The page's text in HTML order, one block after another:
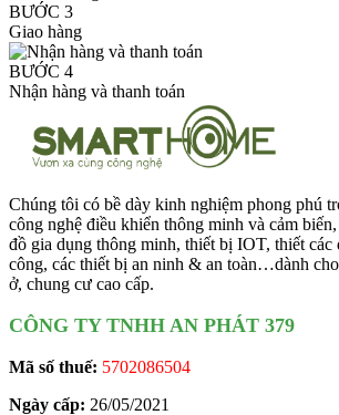
BƯỚC 3
Giao hàng
BƯỚC 4
Nhận hàng và thanh toán
Chúng tôi có bề dày kinh nghiệm phong phú
công nghệ điều khiển thông minh và cảm
đồ gia dụng thông minh, thiết bị IOT, thiết các
công, các thiết bị an ninh & an toàn…dành
ở, chung cư cao cấp.
CÔNG TY TNHH AN PHÁT 379
Mã số thuế: 5702086504
Ngày cấp: 26/05/2021